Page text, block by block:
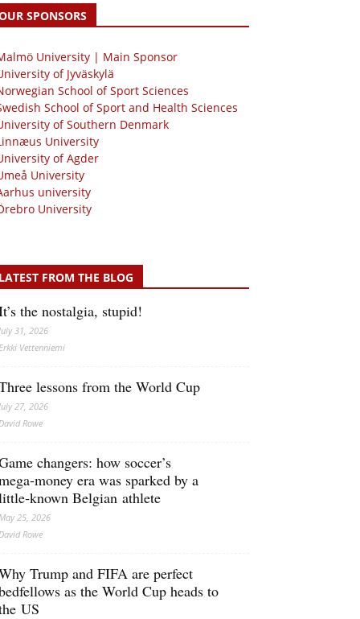
SPONSORS
University | Main Sponsor
of Jyväskylä
School of Sport Sciences
School of Sport and Health Sciences
of Southern Denmark
University
of Agder
University
university
University
LATEST FROM THE BLOG
the nostalgia, stupid!
31, 2026
Vetten­­niemi
lessons from the World Cup
27, 2026
Rowe
changers: how soccer’s
era was sparked by a
Belgian athlete
25, 2026
Rowe
Trump and FIFA are perfect
as the World Cup heads to
US